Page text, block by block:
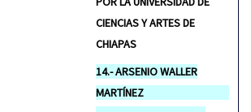
CIENCIAS Y ARTES DE
CHIAPAS
14.- ARSENIO WALLER
MARTÍNEZ